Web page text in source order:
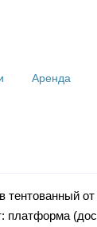
Аренда
тентованный
платформа